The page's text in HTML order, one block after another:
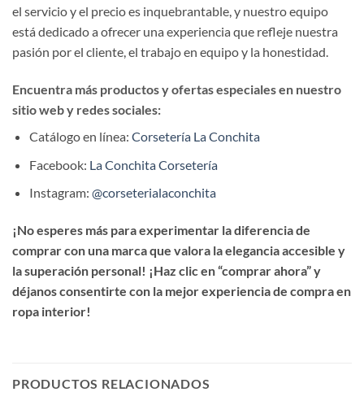
el servicio y el precio es inquebrantable, y nuestro equipo
está dedicado a ofrecer una experiencia que refleje nuestra
pasión por el cliente, el trabajo en equipo y la honestidad.
Encuentra más productos y ofertas especiales en nuestro
sitio web y redes sociales:
Catálogo en línea: Corsetería La Conchita
Facebook: La Conchita Corsetería
Instagram: @corseterialaconchita
¡No esperes más para experimentar la diferencia de
comprar con una marca que valora la elegancia accesible y
la superación personal! ¡Haz clic en “comprar ahora” y
déjanos consentirte con la mejor experiencia de compra en
ropa interior!
PRODUCTOS RELACIONADOS